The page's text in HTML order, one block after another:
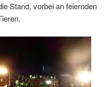
Stand, vorbei an feiernden